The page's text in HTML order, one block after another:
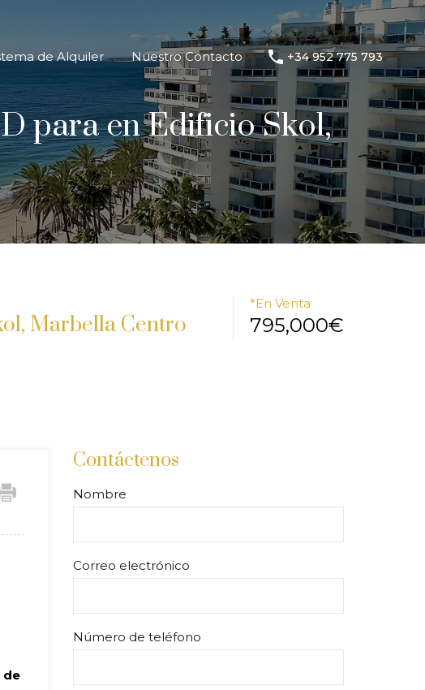
Nuestro Contacto
+34 952 775 793
de Alquiler Nuestro Contacto +34 952 775 793
para en Edificio Skol,
Marbella Centro
*En Venta
795,000€
de
Contáctenos
Nombre
Correo electrónico
Número de teléfono